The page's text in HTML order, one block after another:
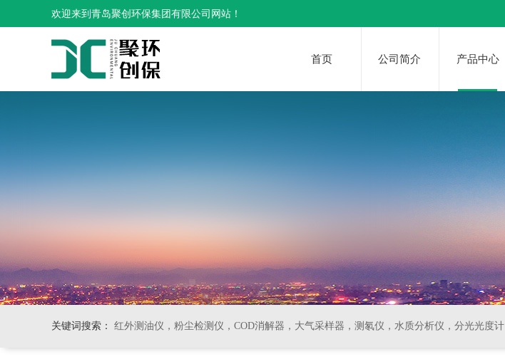
欢迎来到青岛聚创环保集团有限公司网站！
首页 公司简介 产品中心
关键词搜索： 红外测油仪，粉尘检测仪，COD消解器，大气采样器，测氡仪，水质分析仪，分光光度计